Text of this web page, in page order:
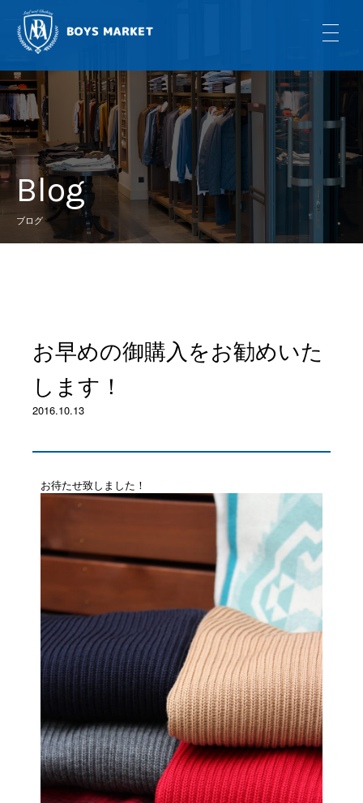
Blog
ブログ
お早めの御購入をお勧めいた
します！
2016.10.13
お待たせ致しました！